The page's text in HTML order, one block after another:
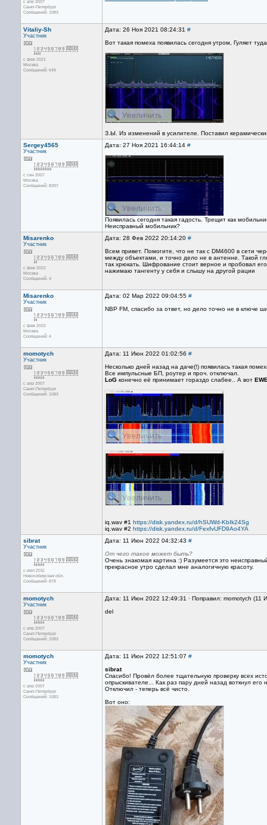
с апр 2007
Санкт-Петербург
Сообщений: 1083
Vitaliy-Sh
Участник
с фев 2021
Москва
Сообщений: 649
Дата: 26 Ноя 2021 08:24:31 #
Вот такая помеха появилась сегодня утром, Гуляет
З.Ы. Из изменений в усилителе. Поставил
Sergey4565
Участник
с сен 2007
Москва
Сообщений: 8397
Дата: 27 Ноя 2021 16:44:14 #
Появилась сегодня такая гадость. Трещит как
Неисправный мобильник?
Misarenko
Участник
с фев 2022
Москва
Сообщений: 4
Дата: 28 Фев 2022 20:14:20 #
Всем привет. Помогите, что не так с DM4600 в сети
между объектами, и точно дело не в антенне. Такой
так хрюкать. Шифрование стоит верное и пробовал
нажимаю тангенту у себя и слышу на другой рации
Misarenko
Участник
с фев 2022
Москва
Сообщений: 4
Дата: 02 Мар 2022 09:04:55 #
NBP FM, спасибо за ответ, но дело точно не в ключе
momotych
Участник
с апр 2007
Санкт-Петербург
Сообщений: 1083
Дата: 11 Июн 2022 01:02:56 #
Несколько дней назад на даче(!) появилась такая
Все импульсные БП, роутер и проч. отключал.
LoG конечно её принимает гораздо слабее.. А вот
iq.wav #1 https://disk.yandex.ru/d/hSUWd-KbIk24Sg
iq.wav #2 https://disk.yandex.ru/d/FexfvUFD9Ao4YA
sibrat
Участник
с июл 2011
Новосибирская обл.
Сообщений: 878
Дата: 11 Июн 2022 04:32:43 #
От чего такое может быть?
Очень знакомая картина :) Разумеется это
прекрасное утро сделал мне аналогичную красоту.
momotych
Участник
с апр 2007
Санкт-Петербург
Сообщений: 1083
Дата: 11 Июн 2022 12:49:31 · Поправил: momotych
del
momotych
Участник
с апр 2007
Санкт-Петербург
Сообщений: 1083
Дата: 11 Июн 2022 12:51:07 #
sibrat
Спасибо! Провёл более тщательную проверку всех
опрыскивателе... Как раз пару дней назад воткнул его
Отключил - теперь всё чисто.
Вот оно: